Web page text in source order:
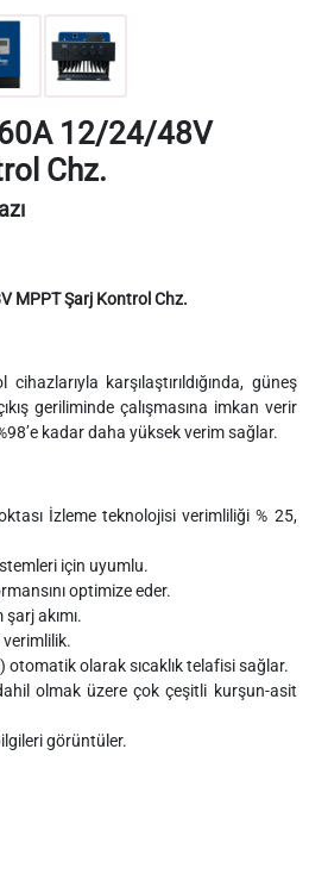
12/24/48V
Chz.
MPPT Şarj Kontrol Chz.
karşılaştırıldığında, güneş
geriliminde çalışmasına imkan verir
kadar daha yüksek verim sağlar.
İzleme teknolojisi verimliliği % 25,
için uyumlu.
optimize eder.
akımı.
otomatik olarak sıcaklık telafisi sağlar.
olmak üzere çok çeşitli kurşun-asit
görüntüler.